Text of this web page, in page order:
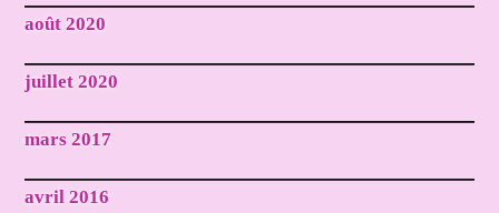
août 2020
juillet 2020
mars 2017
avril 2016